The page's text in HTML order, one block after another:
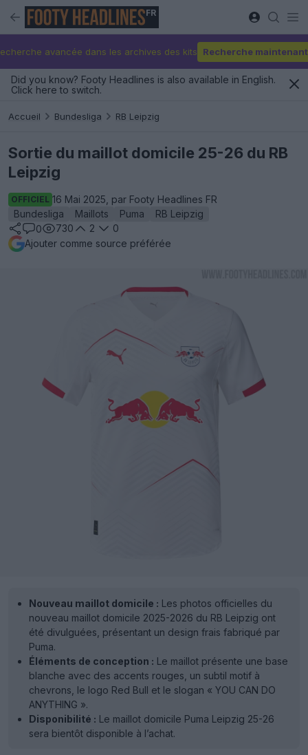
FR
avancée dans les archives des kits Recherche maintenant
Did you know? Footy Headlines is also available in English.
Click here to switch.
Accueil Bundesliga RB Leipzig
Sortie du maillot domicile 25-26 du RB
Leipzig
OFFICIEL 16 Mai 2025, par Footy Headlines FR
Bundesliga
Maillots Puma
RB Leipzig
0
730 2
0
Ajouter comme source préférée
Nouveau maillot domicile : Les photos officielles du
nouveau maillot domicile 2025-2026 du RB Leipzig ont
été divulguées, présentant un design frais fabriqué par
Puma.
Éléments de conception : Le maillot présente une base
blanche avec des accents rouges, un subtil motif à
chevrons, le logo Red Bull et le slogan « YOU CAN DO
ANYTHING ».
Disponibilité : Le maillot domicile Puma Leipzig 25-26
sera bientôt disponible à l’achat.